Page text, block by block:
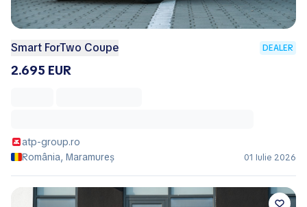
Smart ForTwo Coupe DEALER
2.695 EUR
atp-group.ro
România, Maramureș
01 Iulie 2026